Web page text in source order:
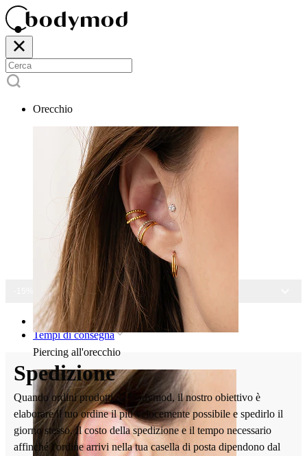
Orecchio
Piercing all'orecchio
-15% SU TUTTI I GIOIELLI
Home
Tempi di consegna
Spedizione
Quando ordini prodotti da Bodymod, il nostro obiettivo è
elaborare il tuo ordine il più velocemente possibile e spedirlo il
giorno stesso. Il costo della spedizione e il tempo necessario
affinché l'ordine arrivi nella tua casella di posta dipendono dal